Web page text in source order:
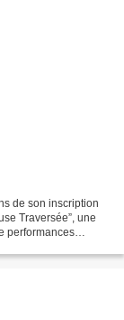
de son inscription
Traversée”, une
performances